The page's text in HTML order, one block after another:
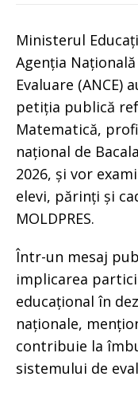
Ministerul
Agenția
Evaluare (ANCE)
petiția publică
Matematică,
național de
2026, și vor
elevi, părinți și
MOLDPRES.
Într-un mesaj
implicarea
educațional în
naționale,
contribuie la
sistemului de